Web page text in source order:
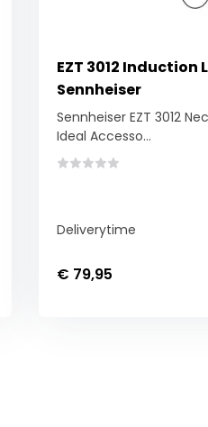
EZT 3012 Induction
Sennheiser
Sennheiser EZT 3012
Ideal Accesso...
Deliverytime
€ 79,95